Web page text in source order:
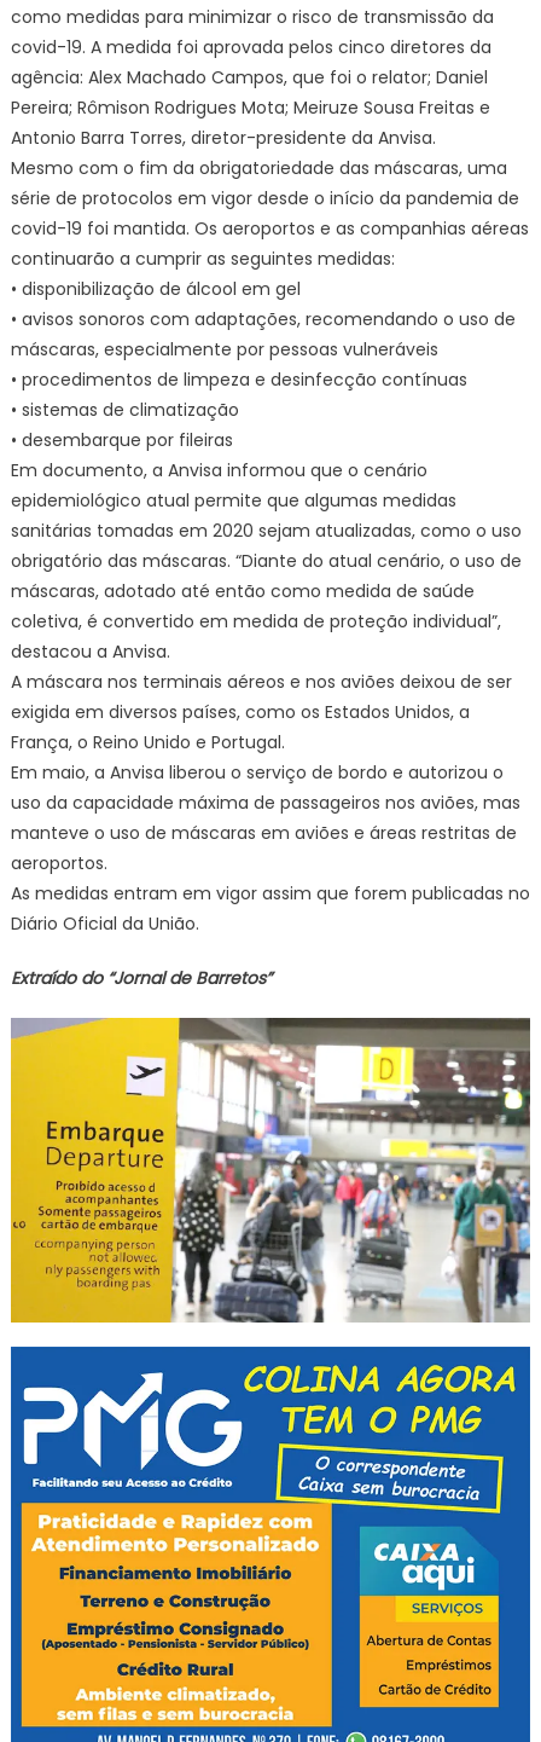
como medidas para minimizar o risco de transmissão da
covid-19. A medida foi aprovada pelos cinco diretores da
agência: Alex Machado Campos, que foi o relator; Daniel
Pereira; Rômison Rodrigues Mota; Meiruze Sousa Freitas e
Antonio Barra Torres, diretor-presidente da Anvisa.
Mesmo com o fim da obrigatoriedade das máscaras, uma
série de protocolos em vigor desde o início da pandemia de
covid-19 foi mantida. Os aeroportos e as companhias aéreas
continuarão a cumprir as seguintes medidas:
• disponibilização de álcool em gel
• avisos sonoros com adaptações, recomendando o uso de
máscaras, especialmente por pessoas vulneráveis
• procedimentos de limpeza e desinfecção contínuas
• sistemas de climatização
• desembarque por fileiras
Em documento, a Anvisa informou que o cenário
epidemiológico atual permite que algumas medidas
sanitárias tomadas em 2020 sejam atualizadas, como o uso
obrigatório das máscaras. “Diante do atual cenário, o uso de
máscaras, adotado até então como medida de saúde
coletiva, é convertido em medida de proteção individual”,
destacou a Anvisa.
A máscara nos terminais aéreos e nos aviões deixou de ser
exigida em diversos países, como os Estados Unidos, a
França, o Reino Unido e Portugal.
Em maio, a Anvisa liberou o serviço de bordo e autorizou o
uso da capacidade máxima de passageiros nos aviões, mas
manteve o uso de máscaras em aviões e áreas restritas de
aeroportos.
As medidas entram em vigor assim que forem publicadas no
Diário Oficial da União.
Extraído do “Jornal de Barretos”